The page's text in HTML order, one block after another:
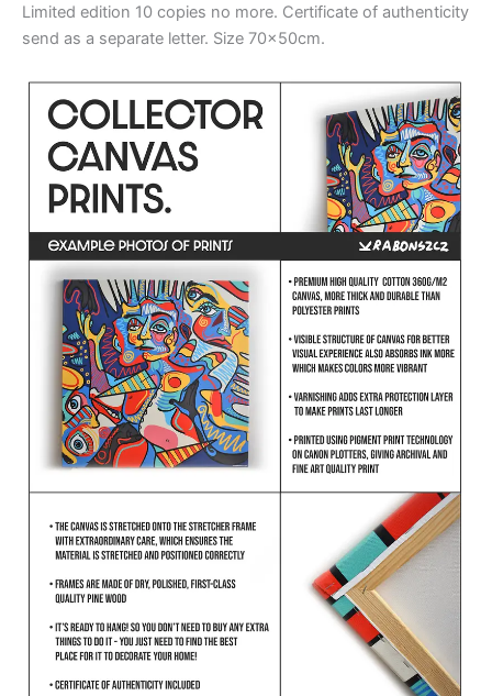
Limited edition 10 copies no more. Certificate of authenticity
send as a separate letter. Size 70x50cm.